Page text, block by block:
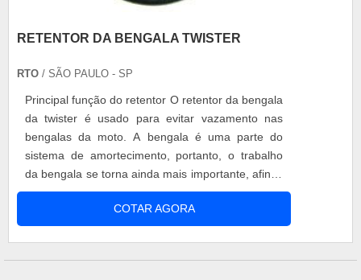
RETENTOR DA BENGALA TWISTER
RTO / SÃO PAULO - SP
Principal função do retentor O retentor da bengala
da twister é usado para evitar vazamento nas
bengalas da moto. A bengala é uma parte do
sistema de amortecimento, portanto, o trabalho
da bengala se torna ainda mais importante, afinal,
a qualidade de trabalho destas peças assegura
que a moto tenha mais facilidade para absorver
impactos, dessa forma evitando que ocorram
COTAR AGORA